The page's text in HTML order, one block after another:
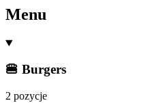
Menu
🍔 Burgers
2 pozycje